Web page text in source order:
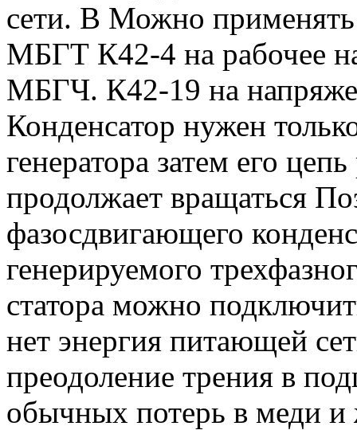
сети. В Можно
МБГТ К42-4 на рабочее
МБГЧ. К42-19 на
Конденсатор нужен
генератора затем его
продолжает вращаться
фазосдвигающего
генерируемого
статора можно
нет энергия питающей
преодоление трения в
обычных потерь в меди